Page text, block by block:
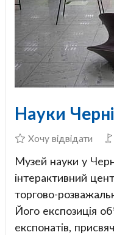
Науки
Хочу відвідати
Музей науки у
інтерактивний
торгово-
Його експозиція
експонатів,